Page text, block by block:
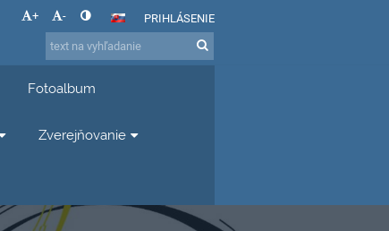
+ - PRIHLÁSENIE
Fotoalbum
Zverejňovanie